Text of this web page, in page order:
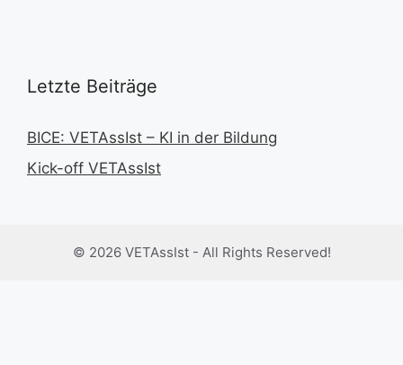
Letzte Beiträge
BICE: VETAssIst – KI in der Bildung
Kick-off VETAssIst
© 2026 VETAssIst - All Rights Reserved!